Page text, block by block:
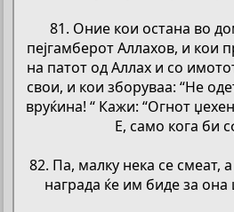
81. Оние кои остана во
пејгамберот Аллахов, и кои
на патот од Аллах и со
свои, и кои зборуваа: “Не
вруќина! “ Кажи: “Огнот
Е, само кога би
82. Па, малку нека се смеат,
награда ќе им биде за она